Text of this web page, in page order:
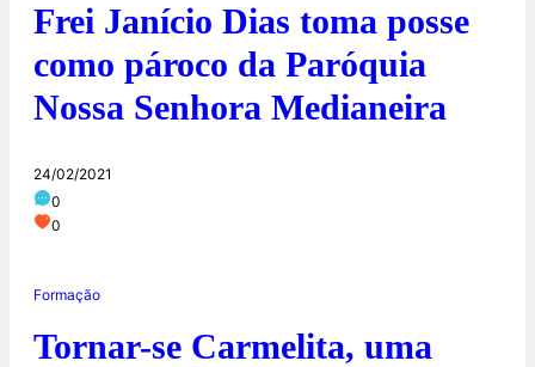
Frei Janício Dias toma posse
como pároco da Paróquia
Nossa Senhora Medianeira
24/02/2021
0
0
Formação
Tornar-se Carmelita, uma